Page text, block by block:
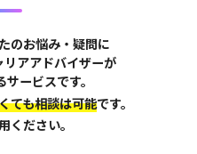
のお悩み・疑問に
アアドバイザーが
ービスです。
ても相談は可能です。
ください。